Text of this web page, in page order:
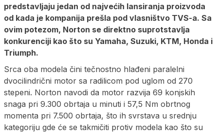
predstavljaju jedan od najvećih lansiranja proizvoda
od kada je kompanija prešla pod vlasništvo TVS-a. Sa
ovim potezom, Norton se direktno suprotstavlja
konkurenciji kao što su Yamaha, Suzuki, KTM, Honda i
Triumph.
Srca oba modela čini tečnostno hlađeni paralelni
dvocilindrični motor sa radilicom pod uglom od 270
stepeni. Norton navodi da motor razvija 69 konjskih
snaga pri 9.300 obrtaja u minuti i 57,5 Nm obrtnog
momenta pri 7.500 obrtaja, što ih svrstava u srednju
kategoriju gde će se takmičiti protiv modela kao što su